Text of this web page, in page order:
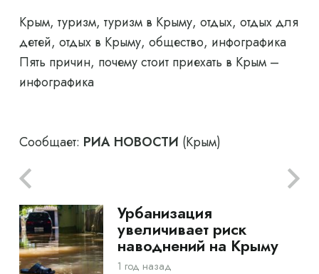
Крым, туризм, туризм в Крыму, отдых, отдых для
детей, отдых в Крыму, общество, инфографика
Пять причин, почему стоит приехать в Крым –
инфографика
Сообщает: РИА НОВОСТИ (Крым)
Урбанизация
увеличивает риск
наводнений на Крыму
1 год назад